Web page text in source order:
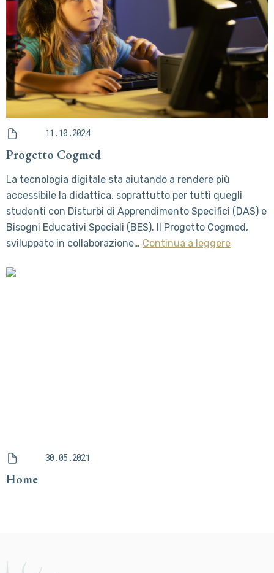
11.10.2024
Progetto Cogmed
La tecnologia digitale sta aiutando a rendere più
accessibile la didattica, soprattutto per tutti quegli
studenti con Disturbi di Apprendimento Specifici (DAS) e
Bisogni Educativi Speciali (BES). Il Progetto Cogmed,
sviluppato in collaborazione… Continua a leggere
30.05.2021
Home